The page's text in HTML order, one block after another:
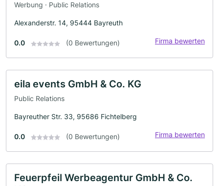
Werbung · Public Relations
Alexanderstr. 14, 95444 Bayreuth
0.0 (0 Bewertungen) Firma bewerten
eila events GmbH & Co. KG
Public Relations
Bayreuther Str. 33, 95686 Fichtelberg
0.0 (0 Bewertungen) Firma bewerten
Feuerpfeil Werbeagentur GmbH & Co.